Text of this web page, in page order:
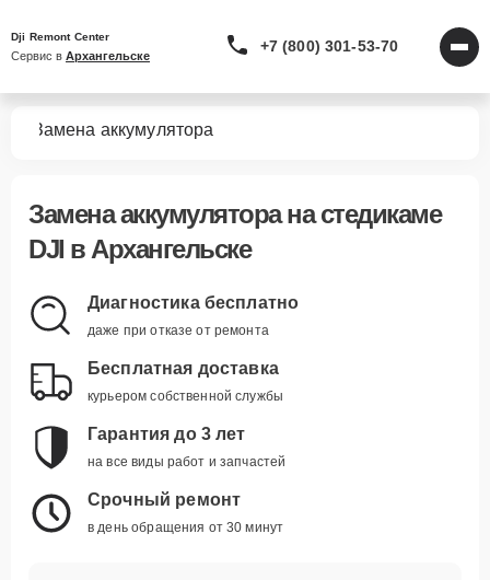
Dji Remont Center
Сервис в Архангельске
+7 (800) 301-53-70
Замена аккумулятора
Замена аккумуляторана стедикаме
DJI в Архангельске
Диагностика бесплатно
даже при отказе от ремонта
Бесплатная доставка
курьером собственной службы
Гарантия до 3 лет
на все виды работ и запчастей
Срочный ремонт
в день обращения от 30 минут